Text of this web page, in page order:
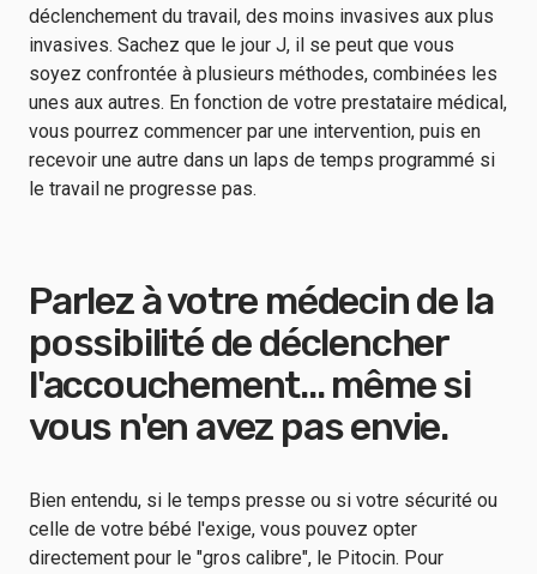
déclenchement du travail, des moins invasives aux plus
invasives. Sachez que le jour J, il se peut que vous
soyez confrontée à plusieurs méthodes, combinées les
unes aux autres. En fonction de votre prestataire médical,
vous pourrez commencer par une intervention, puis en
recevoir une autre dans un laps de temps programmé si
le travail ne progresse pas.
Parlez à votre médecin de la
possibilité de déclencher
l'accouchement... même si
vous n'en avez pas envie.
Bien entendu, si le temps presse ou si votre sécurité ou
celle de votre bébé l'exige, vous pouvez opter
directement pour le "gros calibre", le Pitocin. Pour